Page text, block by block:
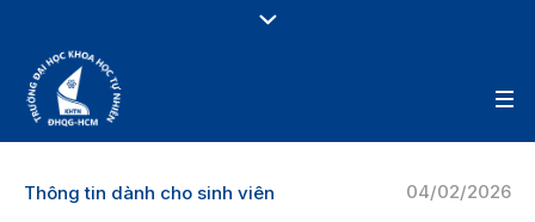
04/02/2026
Thông tin dành cho sinh viên